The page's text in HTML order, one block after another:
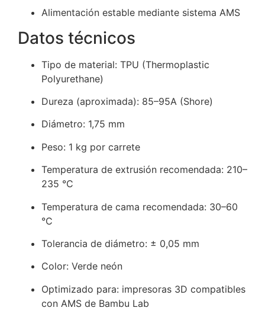
Alimentación estable mediante sistema AMS
Datos técnicos
Tipo de material: TPU (Thermoplastic
Polyurethane)
Dureza (aproximada): 85–95A (Shore)
Diámetro: 1,75 mm
Peso: 1 kg por carrete
Temperatura de extrusión recomendada: 210–
235 °C
Temperatura de cama recomendada: 30–60
°C
Tolerancia de diámetro: ± 0,05 mm
Color: Verde neón
Optimizado para: impresoras 3D compatibles
con AMS de Bambu Lab